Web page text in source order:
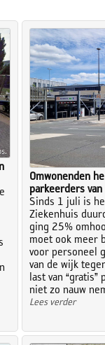
Omwonenden
parkeerders
Sinds 1 juli is
Ziekenhuis
ging 25%
moet ook meer
voor personeel
van de wijk
last van
niet zo nauw
Lees verder